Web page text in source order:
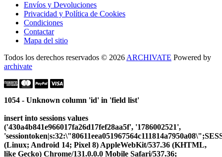
Envíos y Devoluciones
Privacidad y Política de Cookies
Condiciones
Contactar
Mapa del sitio
Todos los derechos reservados © 2026 ARCHIVATE Powered by
archivate
1054 - Unknown column 'id' in 'field list'
insert into sessions values
('430a4b841e966017fa26d17fef28aa5f', '1786002521',
(Linux; Android 14; Pixel 8) AppleWebKit/537.36 (KHTML,
like Gecko) Chrome/131.0.0.0 Mobile Safari/537.36;